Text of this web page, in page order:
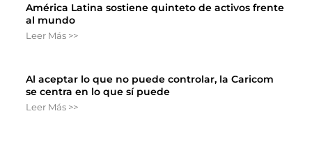
América Latina sostiene quinteto de activos frente
al mundo
Leer Más >>
Al aceptar lo que no puede controlar, la Caricom
se centra en lo que sí puede
Leer Más >>